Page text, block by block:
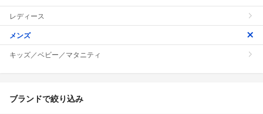
レディース
メンズ
キッズ／ベビー／マタニティ
ブランドで絞り込み